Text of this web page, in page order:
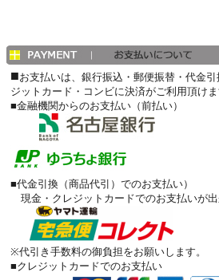
■お支払いは、銀行振込・郵便振替・代金
ジットカード・コンビに決済がご利用頂け
■金融機関からのお支払い（前払い）
■代金引換（商品代引）でのお支払い）
現金・クレジットカードでのお支払いが
※代引き手数料の御負担をお願いします。
■クレジットカードでのお支払い